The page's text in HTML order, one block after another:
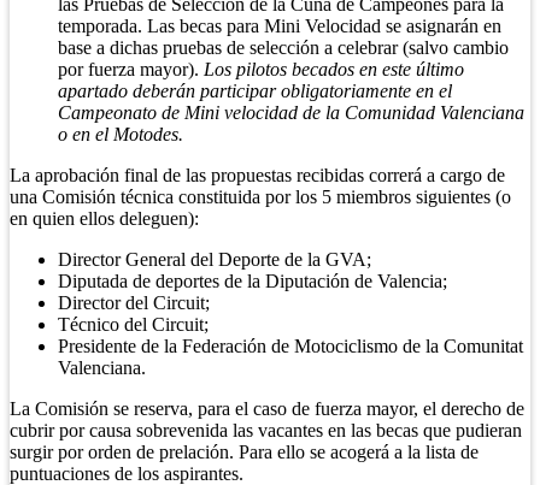
las Pruebas de Selección de la Cuna de Campeones para la
temporada. Las becas para Mini Velocidad se asignarán en
base a dichas pruebas de selección a celebrar (salvo cambio
por fuerza mayor). Los pilotos becados en este último
apartado deberán participar obligatoriamente en el
Campeonato de Mini velocidad de la Comunidad Valenciana
o en el Motodes.
La aprobación final de las propuestas recibidas correrá a cargo de
una Comisión técnica constituida por los 5 miembros siguientes (o
en quien ellos deleguen):
Director General del Deporte de la GVA;
Diputada de deportes de la Diputación de Valencia;
Director del Circuit;
Técnico del Circuit;
Presidente de la Federación de Motociclismo de la Comunitat
Valenciana.
La Comisión se reserva, para el caso de fuerza mayor, el derecho de
cubrir por causa sobrevenida las vacantes en las becas que pudieran
surgir por orden de prelación. Para ello se acogerá a la lista de
puntuaciones de los aspirantes.